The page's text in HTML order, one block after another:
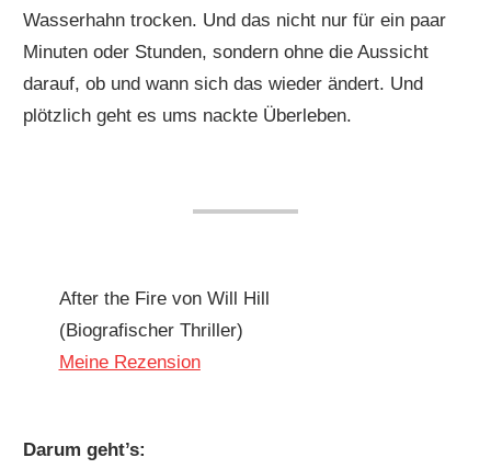
Wasserhahn trocken. Und das nicht nur für ein paar
Minuten oder Stunden, sondern ohne die Aussicht
darauf, ob und wann sich das wieder ändert. Und
plötzlich geht es ums nackte Überleben.
After the Fire von Will Hill
(Biografischer Thriller)
Meine Rezension
Darum geht’s: